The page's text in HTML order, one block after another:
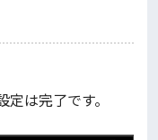
は完了です。